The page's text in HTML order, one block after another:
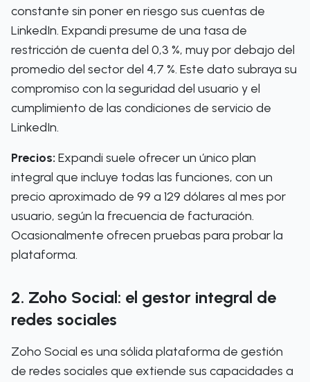
constante sin poner en riesgo sus cuentas de
LinkedIn. Expandi presume de una tasa de
restricción de cuenta del 0,3 %, muy por debajo del
promedio del sector del 4,7 %. Este dato subraya su
compromiso con la seguridad del usuario y el
cumplimiento de las condiciones de servicio de
LinkedIn.
Precios: Expandi suele ofrecer un único plan
integral que incluye todas las funciones, con un
precio aproximado de 99 a 129 dólares al mes por
usuario, según la frecuencia de facturación.
Ocasionalmente ofrecen pruebas para probar la
plataforma.
2. Zoho Social: el gestor integral de
redes sociales
Zoho Social es una sólida plataforma de gestión
de redes sociales que extiende sus capacidades a